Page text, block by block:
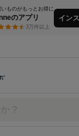
いものがもっとお得に
のアプリ
3万件以上
イン